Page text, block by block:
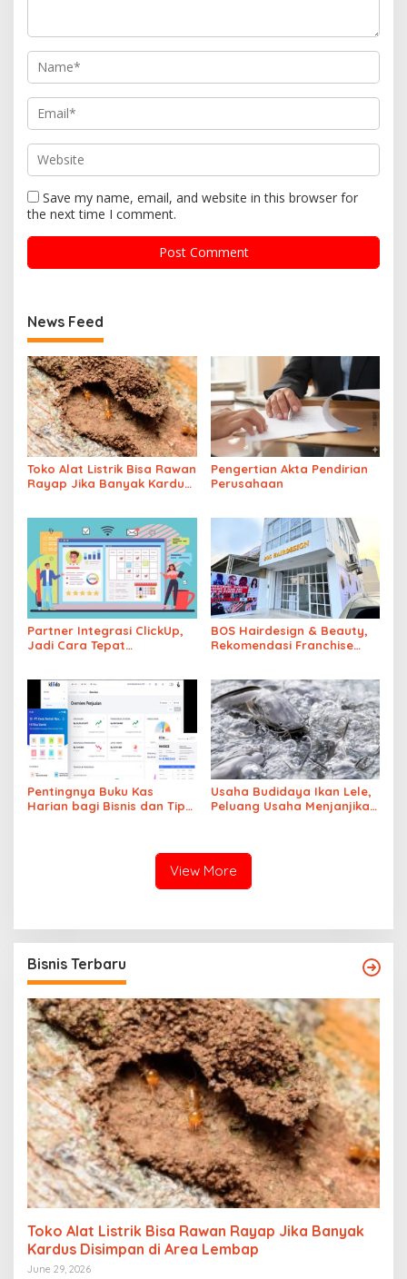
Save my name, email, and website in this browser for
the next time I comment.
News Feed
Toko Alat Listrik Bisa Rawan
Rayap Jika Banyak Kardus
Pengertian Akta Pendirian
Perusahaan
Partner Integrasi ClickUp,
Jadi Cara Tepat
BOS Hairdesign & Beauty,
Rekomendasi Franchise
Pentingnya Buku Kas
Harian bagi Bisnis dan Tips
Usaha Budidaya Ikan Lele,
Peluang Usaha Menjanjikan
View More
Bisnis Terbaru
Toko Alat Listrik Bisa Rawan Rayap Jika Banyak
Kardus Disimpan di Area Lembap
June 29, 2026